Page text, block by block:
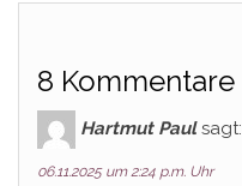
8 Kommentare
Hartmut Paul sagt:
06.11.2025 um 2:24 p.m. Uhr